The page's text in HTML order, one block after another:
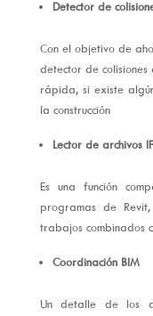
Detector de
Con el objetivo de
detector de
rápida, si existe
la construcción
Lector de archivos
Es una función
programas de
trabajos combinados
Coordinación BIM
Un detalle de los